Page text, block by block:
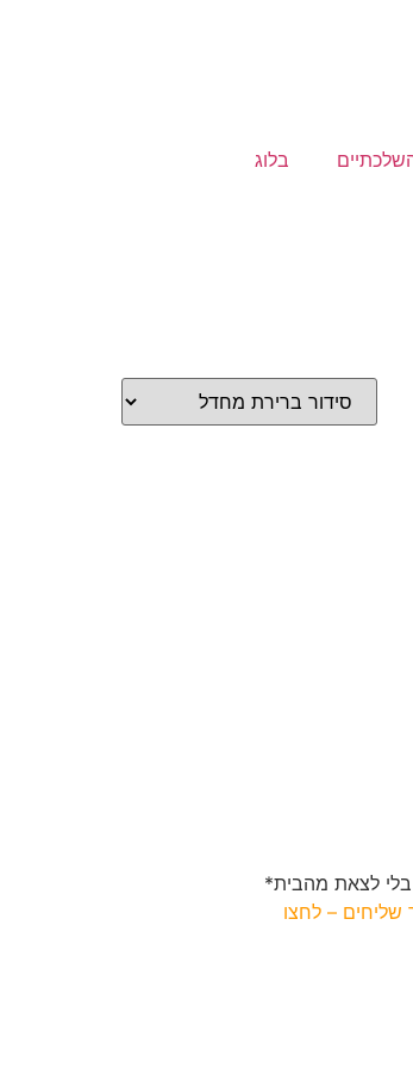
בלוג
לצאת מהבית*
– לחצו